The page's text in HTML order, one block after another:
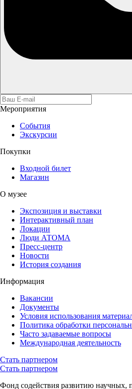
Мероприятия
События
Экскурсии
Покупки
Входной билет
Магазин
О музее
Экспозиция и выставки
Интерактивный план
Локации
Люди АТОМА
Пресс-центр
Новости
История создания
Информация
Вакансии
Документы
Условия использования
Политика обработки
Часто задаваемые вопросы
Международная деятельность
Стать партнером
Стать партнером
Фонд содействия развитию научных,